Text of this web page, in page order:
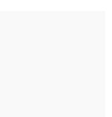
等；
主动；